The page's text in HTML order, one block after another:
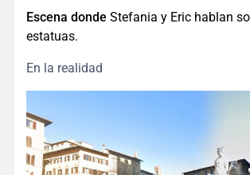
Escena donde Stefania y Eric hablan
estatuas.
En la realidad